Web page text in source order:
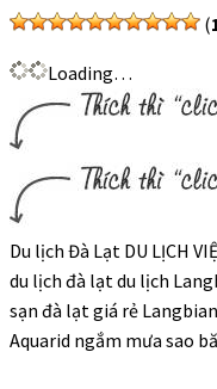
(
Loading…
Du lịch Đà Lạt DU LỊCH
du lịch đà lạt du lịch
sạn đà lạt giá rẻ
Aquarid ngắm mưa sao